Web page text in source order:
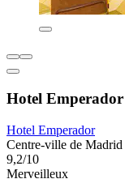
Hotel Emperador
Hotel Emperador
Centre-ville de Madrid
9,2/10
Merveilleux